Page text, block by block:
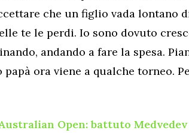
che un figlio vada lontano
te le perdi. Io sono dovuto
andando a fare la spesa.
ora viene a qualche torneo.
Open: battuto